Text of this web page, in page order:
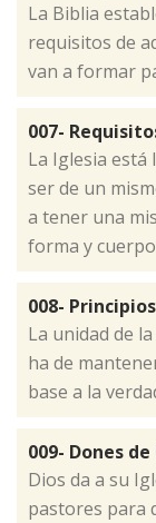
La Biblia
requisitos de
van a formar
007-
La Iglesia está
ser de un
a tener una
forma y
008-
La unidad de
ha de
base a la
009- Dones
Dios da a su
pastores para